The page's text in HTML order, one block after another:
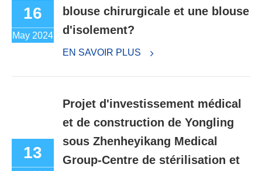
16
May 2024
blouse chirurgicale et une blouse
d'isolement?
EN SAVOIR PLUS
13
Projet d'investissement médical
et de construction de Yongling
sous Zhenheyikang Medical
Group-Centre de stérilisation et